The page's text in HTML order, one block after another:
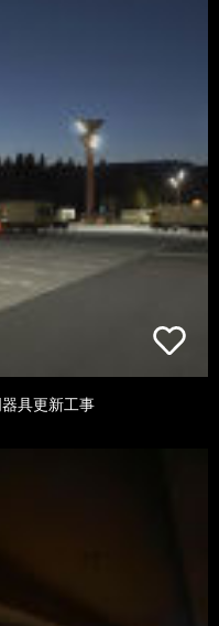
具更新工事